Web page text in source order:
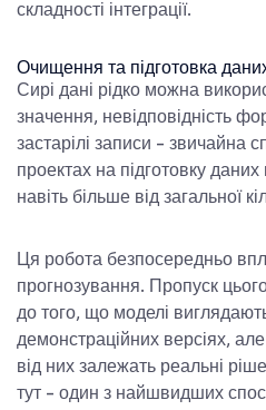
складності інтеграції.
Очищення та підготовка
Сирі дані рідко можна
значення, невідповідність
застарілі записи - звичайна
проектах на підготовку
навіть більше від загальної
Ця робота безпосередньо
прогнозування. Пропуск
до того, що моделі
демонстраційних версіях,
від них залежать реальні
тут - один з найшвидших